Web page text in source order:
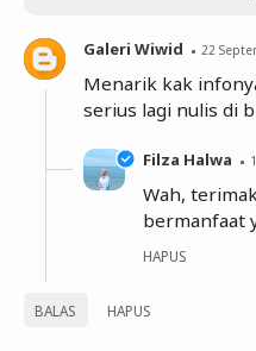
Galeri Wiwid 22
Menarik kak
serius lagi nulis di
BALAS HAPUS
Filza Halwa
Wah,
bermanfaat
HAPUS